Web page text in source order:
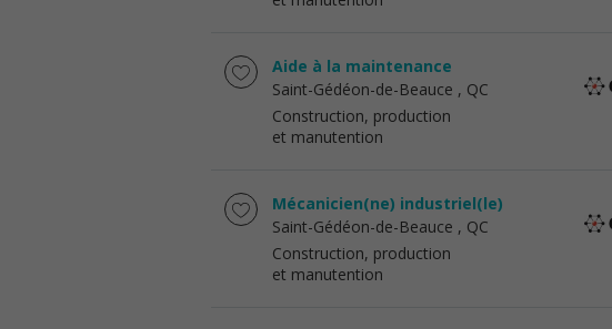
Aide à la maintenance
Saint-Gédéon-de-Beauce , QC
Construction, production
et manutention
Mécanicien(ne) industriel(le)
Saint-Gédéon-de-Beauce , QC
Construction, production
et manutention